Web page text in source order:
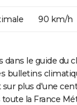
90 km/h
dans le guide du
bulletins
plus d'une
la France